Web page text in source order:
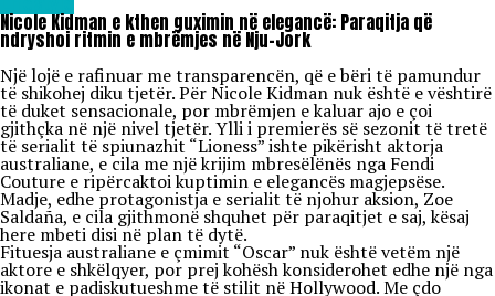
Nicole Kidman e kthen guximin në elegancë: Paraqitja që
ndryshoi ritmin e mbrëmjes në Nju-Jork
Një lojë e rafinuar me transparencën, që e bëri të pamundur
të shikohej diku tjetër. Për Nicole Kidman nuk është e vështirë
të duket sensacionale, por mbrëmjen e kaluar ajo e çoi
gjithçka në një nivel tjetër. Ylli i premierës së sezonit të tretë
të serialit të spiunazhit “Lioness” ishte pikërisht aktorja
australiane, e cila me një krijim mbresëlënës nga Fendi
Couture e ripërcaktoi kuptimin e elegancës magjepsëse.
Madje, edhe protagonistja e serialit të njohur aksion, Zoe
Saldaña, e cila gjithmonë shquhet për paraqitjet e saj, kësaj
here mbeti disi në plan të dytë.
Fituesja australiane e çmimit “Oscar” nuk është vetëm një
aktore e shkëlqyer, por prej kohësh konsiderohet edhe një nga
ikonat e padiskutueshme të stilit në Hollywood. Me çdo